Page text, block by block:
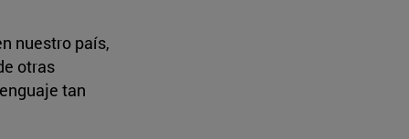
nuestro país,
otras
tan